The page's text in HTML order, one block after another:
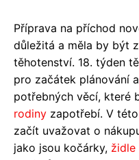
Příprava na příchod
důležitá a měla by být
těhotenství. 18. týden
pro začátek plánování
potřebných věcí, které
rodiny zapotřebí. V
začít uvažovat o
jako jsou kočárky, židle